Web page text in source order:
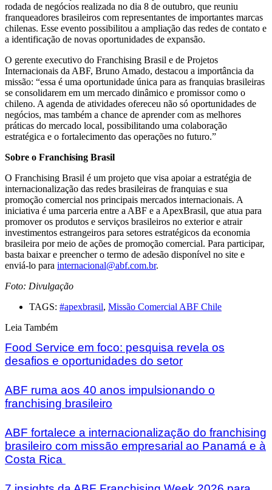
rodada de negócios realizada no dia 8 de outubro, que reuniu
franqueadores brasileiros com representantes de importantes marcas
chilenas. Esse evento possibilitou a ampliação das redes de contato e
a identificação de novas oportunidades de expansão.
O gerente executivo do Franchising Brasil e de Projetos
Internacionais da ABF, Bruno Amado, destacou a importância da
missão: “essa é uma oportunidade única para as franquias brasileiras
se consolidarem em um mercado dinâmico e promissor como o
chileno. A agenda de atividades ofereceu não só oportunidades de
negócios, mas também a chance de aprender com as melhores
práticas do mercado local, possibilitando uma colaboração
estratégica e o fortalecimento das operações no futuro.”
Sobre o Franchising Brasil
O Franchising Brasil é um projeto que visa apoiar a estratégia de
internacionalização das redes brasileiras de franquias e sua
promoção comercial nos principais mercados internacionais. A
iniciativa é uma parceria entre a ABF e a ApexBrasil, que atua para
promover os produtos e serviços brasileiros no exterior e atrair
investimentos estrangeiros para setores estratégicos da economia
brasileira por meio de ações de promoção comercial. Para participar,
basta baixar e preencher o termo de adesão disponível no site e
enviá-lo para internacional@abf.com.br.
Foto: Divulgação
TAGS: #apexbrasil, Missão Comercial ABF Chile
Leia Também
Food Service em foco: pesquisa revela os
desafios e oportunidades do setor
ABF ruma aos 40 anos impulsionando o
franchising brasileiro
ABF fortalece a internacionalização do franchising
brasileiro com missão empresarial ao Panamá e à
Costa Rica